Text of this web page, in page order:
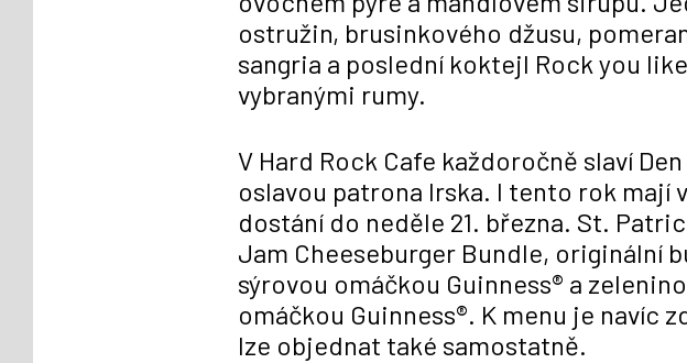
ostružin, brusinkového džusu,
sangria a poslední koktejl Rock you
vybranými rumy.
V Hard Rock Cafe každoročně slaví
oslavou patrona Irska. I tento rok mají
dostání do neděle 21. března. St.
Jam Cheeseburger Bundle, originální
sýrovou omáčkou Guinness® a
omáčkou Guinness®. K menu je navíc
lze objednat také samostatně.